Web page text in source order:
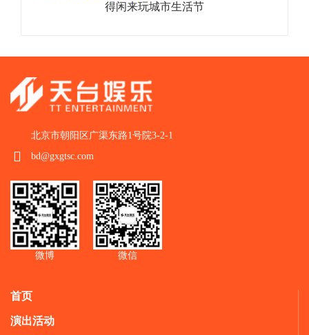
得闲来玩城市生活节
北京市朝阳区广渠东路1号院3-2-1
bd@gxgtsc.com
微博 微信
首页
演出活动